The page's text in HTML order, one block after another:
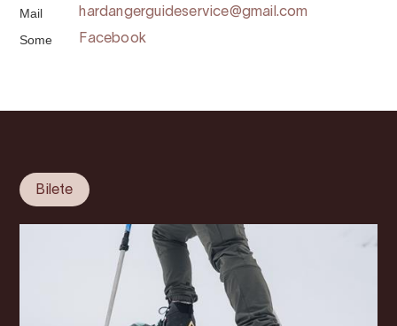
Mail hardangerguideservice@gmail.com
Some Facebook
Bilete